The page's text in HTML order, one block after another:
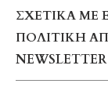
ΣΧΕΤΙΚΆ ΜΕ
ΠΟΛΙΤΙΚΉ
NEWSLETTER